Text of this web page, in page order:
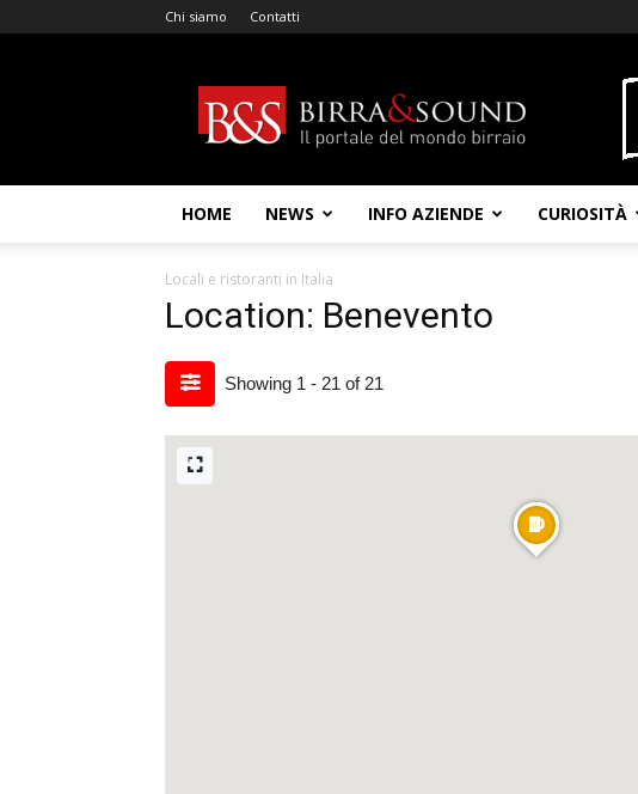
Chi siamo Contatti
&
Sound
HOME NEWS INFO AZIENDE CURIOSITÀ
Locali e ristoranti in Italia
Location: Benevento
Showing 1 - 21 of 21